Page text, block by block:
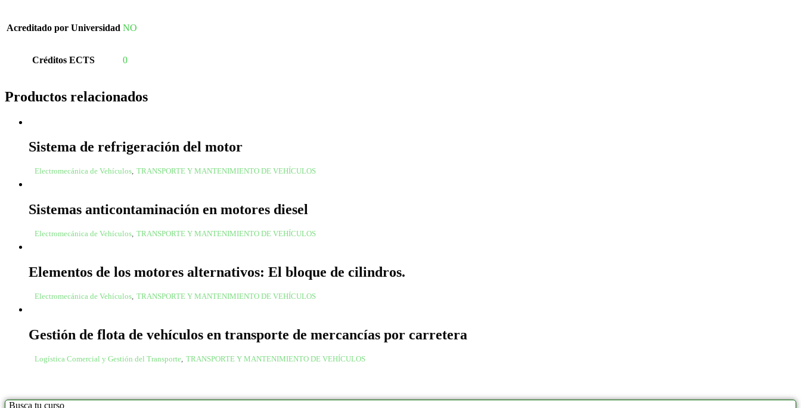
Acreditado por Universidad NO
Créditos ECTS 0
Productos relacionados
Sistema de refrigeración del motor
Electromecánica de Vehículos, TRANSPORTE Y MANTENIMIENTO DE VEHÍCULOS
Sistemas anticontaminación en motores diesel
Electromecánica de Vehículos, TRANSPORTE Y MANTENIMIENTO DE VEHÍCULOS
Elementos de los motores alternativos: El bloque de cilindros.
Electromecánica de Vehículos, TRANSPORTE Y MANTENIMIENTO DE VEHÍCULOS
Gestión de flota de vehículos en transporte de mercancías por carretera
Logística Comercial y Gestión del Transporte TRANSPORTE Y MANTENIMIENTO DE VEHÍCULOS
Busca tu curso